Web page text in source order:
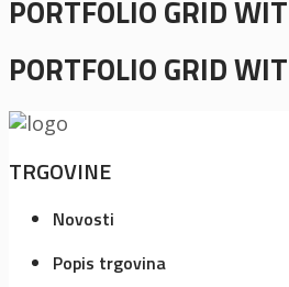
PORTFOLIO GRID
PORTFOLIO GRID
TRGOVINE
Novosti
Popis trgovina